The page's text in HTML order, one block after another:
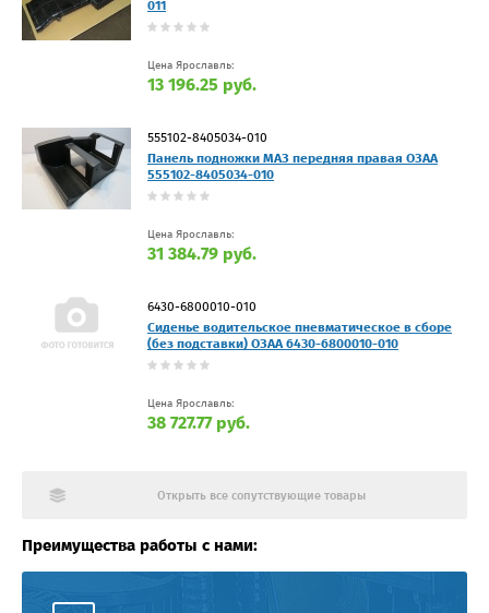
011
Цена Ярославль:
13 196.25 руб.
555102-8405034-010
Панель подножки МАЗ передняя правая ОЗАА
555102-8405034-010
Цена Ярославль:
31 384.79 руб.
6430-6800010-010
Сиденье водительское пневматическое в сборе
(без подставки) ОЗАА 6430-6800010-010
Цена Ярославль:
38 727.77 руб.
Открыть все сопутствующие товары
Преимущества работы с нами: